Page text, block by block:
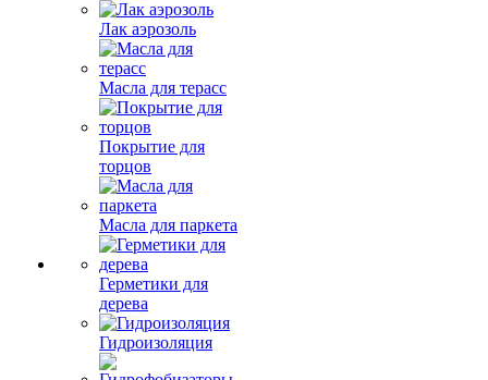
Лак аэрозоль
Масла для терасс
Покрытие для
торцов
Масла для паркета
Герметики для
дерева
Гидроизоляция